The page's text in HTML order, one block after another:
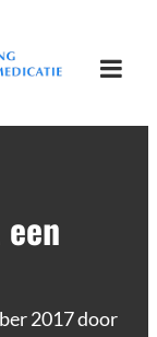
2017door